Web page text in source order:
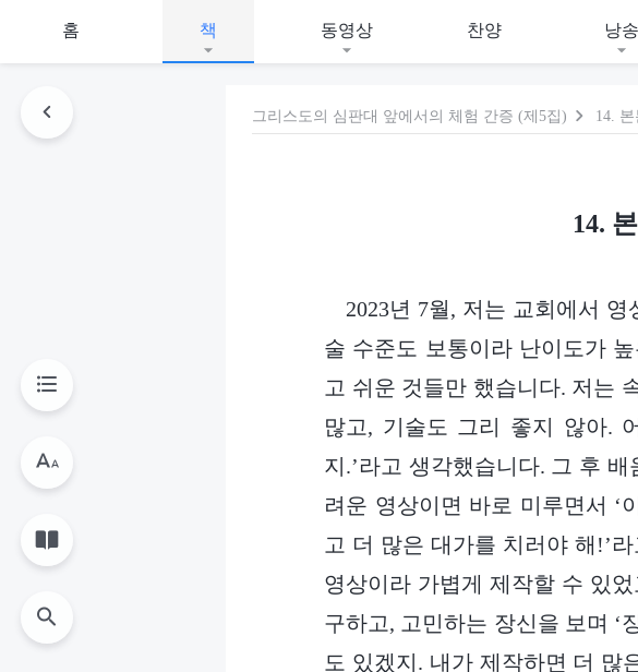
홈 책 동영상 찬양 낭송
그리스도의 심판대 앞에서의 체험 간증 (제5집) 14.
14.
2023년 7월, 저는 교회에서
술 수준도 보통이라 난이도가
고 쉬운 것들만 했습니다. 저는
많고, 기술도 그리 좋지 않아.
지.’라고 생각했습니다. 그 후
려운 영상이면 바로 미루면서 ‘
고 더 많은 대가를 치러야 해!’
영상이라 가볍게 제작할 수 있
구하고, 고민하는 장신을 보며 ‘
도 있겠지. 내가 제작하면 더 많